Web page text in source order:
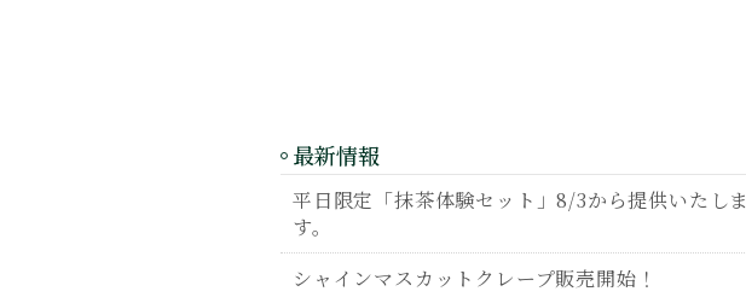
最新情報
平日限定「抹茶体験セット」8/3から提供いたしま
す。
シャインマスカットクレープ販売開始！